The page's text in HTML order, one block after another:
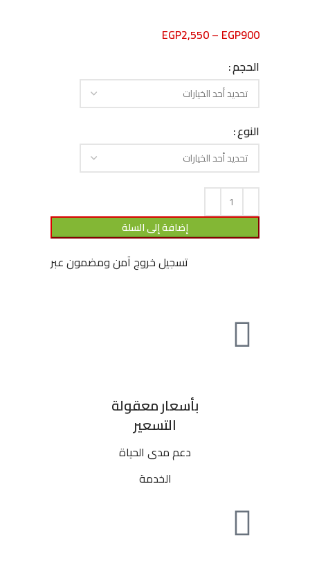
EGP900
–
EGP2,550
الحجم
النوع
إضافة إلى السلة
تسجيل خروج آمن ومضمون عبر
بأسعار معقولة
التسعير
دعم مدى الحياة
الخدمة